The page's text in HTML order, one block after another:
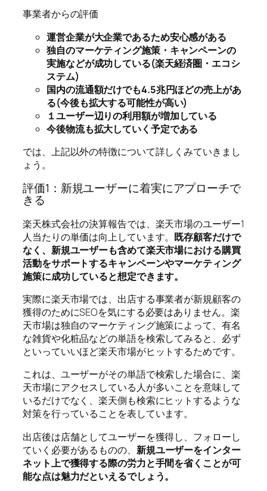
事業者からの評価
運営企業が大企業であるため安心感がある
独自のマーケティング施策・キャンペーンの
実施などが成功している(楽天経済圏・エコシ
ステム)
国内の流通額だけでも4.5兆円ほどの売上があ
る(今後も拡大する可能性が高い)
１ユーザー辺りの利用額が増加している
今後物流も拡大していく予定である
では、上記以外の特徴について詳しくみていきまし
ょう。
評価1：新規ユーザーに着実にアプローチで
きる
楽天株式会社の決算報告では、楽天市場のユーザー1
人当たりの単価は向上しています。 既存顧客だけで
なく、新規ユーザーも含めて楽天市場における購買
活動をサポートするキャンペーンやマーケティング
施策に成功していると想定できます。
実際に楽天市場では、出店する事業者が新規顧客の
獲得のためにSEOを気にする必要はありません。楽
天市場は独自のマーケティング施策によって、有名
な雑貨や化粧品などの単語を検索してみると、必ず
といっていいほど楽天市場がヒットするためです。
これは、ユーザーがその単語で検索した場合に、楽
天市場にアクセスしている人が多いことを意味して
いるだけでなく、楽天側も検索にヒットするような
対策を行っていることを表しています。
出店後は店舗としてユーザーを獲得し、フォローし
ていく必要があるものの、 新規ユーザーをインター
ネット上で獲得する際の労力と手間を省くことが可
能な点は魅力だといえるでしょう。